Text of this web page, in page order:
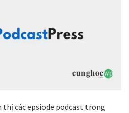
thị các epsiode podcast trong